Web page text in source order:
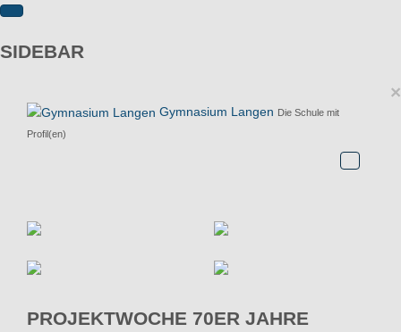
SIDEBAR
×
Gymnasium Langen Die Schule mit
Profil(en)
PROJEKTWOCHE 70ER JAHRE